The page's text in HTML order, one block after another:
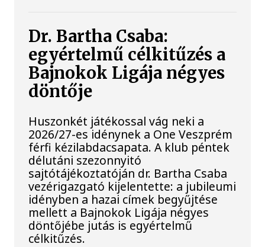
Dr. Bartha Csaba:
egyértelmű célkitűzés a
Bajnokok Ligája négyes
döntője
Huszonkét játékossal vág neki a
2026/27-es idénynek a One Veszprém
férfi kézilabdacsapata. A klub péntek
délutáni szezonnyitó
sajtótájékoztatóján dr. Bartha Csaba
vezérigazgató kijelentette: a jubileumi
idényben a hazai címek begyűjtése
mellett a Bajnokok Ligája négyes
döntőjébe jutás is egyértelmű
célkitűzés.